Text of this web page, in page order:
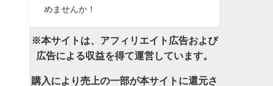
めませんか！
※本サイトは、アフィリエイト広告および
広告による収益を得て運営しています。
購入により売上の一部が本サイトに還元さ